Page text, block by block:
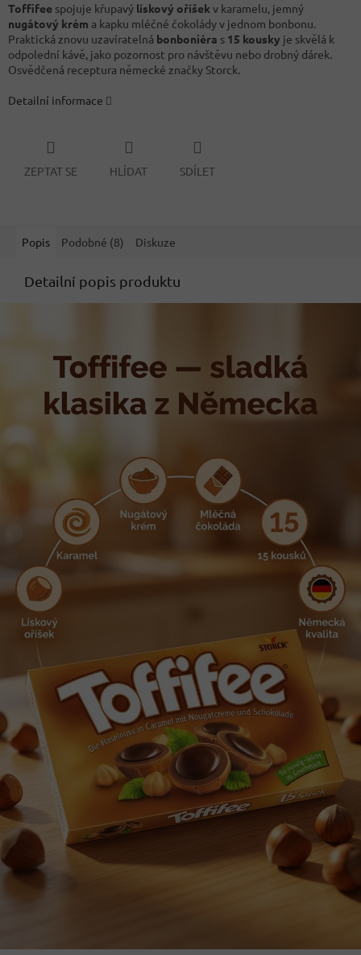
Toffifee spojuje křupavý lískový oříšekv karamelu, jemný
nugátový krém a kapku mléčné čokolády v jednom bonbonu.
Praktická znovu uzavíratelná bonboniéra s 15 kousky je skvělá k
odpolední kávě, jako pozornost pro návštěvu nebo drobný dárek.
Osvědčená receptura německé značky Storck.
Detailní informace
ZEPTAT SE HLÍDAT SDÍLET
Popis Podobné (8) Diskuze
Detailní popis produktu